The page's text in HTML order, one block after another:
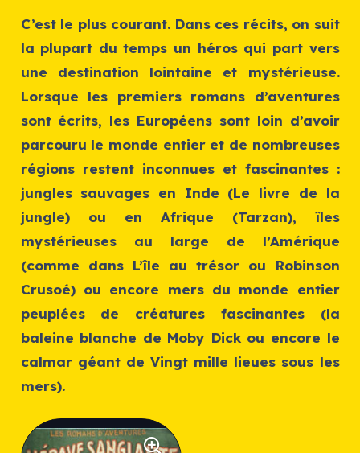
C’est le plus courant. Dans ces récits, on suit
la plupart du temps un héros qui part vers
une destination lointaine et mystérieuse.
Lorsque les premiers romans d’aventures
sont écrits, les Européens sont loin d’avoir
parcouru le monde entier et de nombreuses
régions restent inconnues et fascinantes :
jungles sauvages en Inde (Le livre de la
jungle) ou en Afrique (Tarzan), îles
mystérieuses au large de l’Amérique
(comme dans L’île au trésor ou Robinson
Crusoé) ou encore mers du monde entier
peuplées de créatures fascinantes (la
baleine blanche de Moby Dick ou encore le
calmar géant de Vingt mille lieues sous les
mers).